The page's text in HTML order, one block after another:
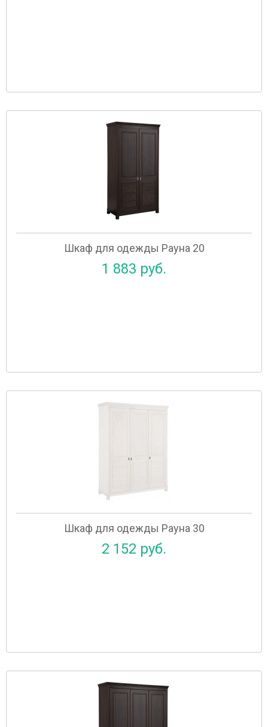
Шкаф для одежды Рауна 20
1 883 руб.
Шкаф для одежды Рауна 30
2 152 руб.